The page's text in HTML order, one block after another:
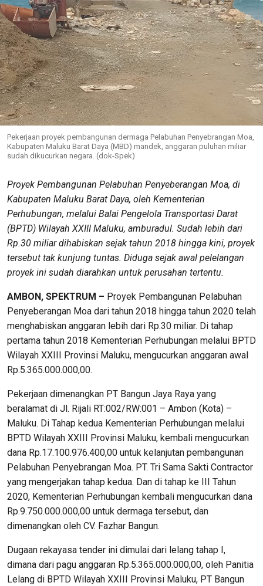
Pekerjaan proyek pembangunan dermaga Pelabuhan Penyebrangan Moa,
Kabupaten Maluku Barat Daya (MBD) mandek, anggaran puluhan miliar
sudah dikucurkan negara. (dok-Spek)
Proyek Pembangunan Pelabuhan Penyeberangan Moa, di
Kabupaten Maluku Barat Daya, oleh Kementerian
Perhubungan, melalui Balai Pengelola Transportasi Darat
(BPTD) Wilayah XXIII Maluku, amburadul. Sudah lebih dari
Rp.30 miliar dihabiskan sejak tahun 2018 hingga kini, proyek
tersebut tak kunjung tuntas. Diduga sejak awal pelelangan
proyek ini sudah diarahkan untuk perusahan tertentu.
AMBON, SPEKTRUM – Proyek Pembangunan Pelabuhan
Penyeberangan Moa dari tahun 2018 hingga tahun 2020 telah
menghabiskan anggaran lebih dari Rp.30 miliar. Di tahap
pertama tahun 2018 Kementerian Perhubungan melalui BPTD
Wilayah XXIII Provinsi Maluku, mengucurkan anggaran awal
Rp.5.365.000.000,00.
Pekerjaan dimenangkan PT Bangun Jaya Raya yang
beralamat di Jl. Rijali RT:002/RW:001 – Ambon (Kota) –
Maluku. Di Tahap kedua Kementerian Perhubungan melalui
BPTD Wilayah XXIII Provinsi Maluku, kembali mengucurkan
dana Rp.17.100.976.400,00 untuk kelanjutan pembangunan
Pelabuhan Penyebrangan Moa. PT. Tri Sama Sakti Contractor
yang mengerjakan tahap kedua. Dan di tahap ke III Tahun
2020, Kementerian Perhubungan kembali mengucurkan dana
Rp.9.750.000.000,00 untuk dermaga tersebut, dan
dimenangkan oleh CV. Fazhar Bangun.
Dugaan rekayasa tender ini dimulai dari lelang tahap I,
dimana dari pagu anggaran Rp.5.365.000.000,00, oleh Panitia
Lelang di BPTD Wilayah XXIII Provinsi Maluku, PT Bangun